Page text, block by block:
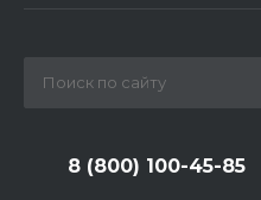
8 (800) 100-45-85